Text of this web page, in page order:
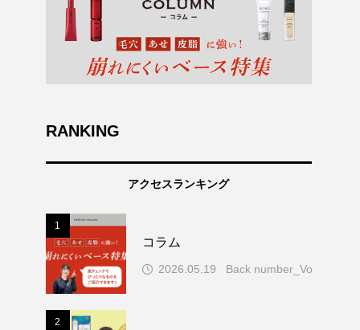
RANKING
アクセスランキング
1
コラム
2026.05.19 Back number_Vol.77
2